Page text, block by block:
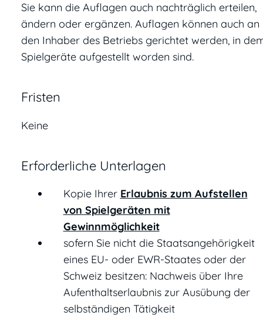
Sie kann die Auflagen auch nachträglich erteilen,
ändern oder ergänzen. Auflagen können auch an
den Inhaber des Betriebs gerichtet werden, in
Spielgeräte aufgestellt worden sind.
Fristen
Keine
Erforderliche Unterlagen
Kopie Ihrer Erlaubnis zum Aufstellen
von Spielgeräten mit
Gewinnmöglichkeit
sofern Sie nicht die Staatsangehörigkeit
eines EU- oder EWR-Staates oder der
Schweiz besitzen: Nachweis über Ihre
Aufenthaltserlaubnis zur Ausübung der
selbständigen Tätigkeit